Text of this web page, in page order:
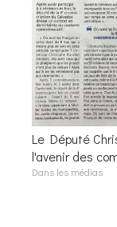
Le Député
l'avenir des
Dans les médias